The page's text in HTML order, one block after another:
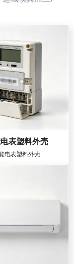
表塑料外壳
电表塑料外壳